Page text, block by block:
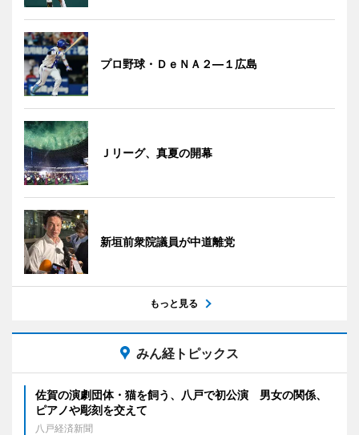
プロ野球・ＤｅＮＡ２―１広島
Ｊリーグ、真夏の開幕
新垣前衆院議員が中道離党
もっと見る
みん経トピックス
佐賀の演劇団体・猫を飼う、八戸で初公演 男女の関係、
ピアノや彫刻を交えて
八戸経済新聞